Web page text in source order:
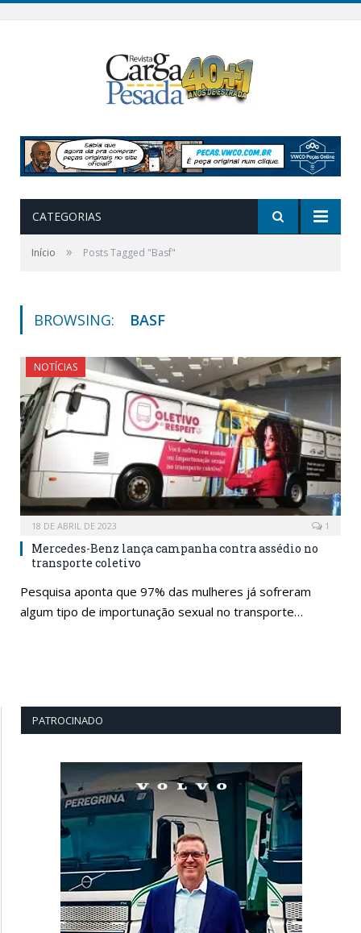
CATEGORIAS
Início » Posts Tagged "Basf"
BROWSING: BASF
NOTÍCIAS
18 DE ABRIL DE 2023 1
Mercedes-Benz lança campanha contra assédio no
transporte coletivo
Pesquisa aponta que 97% das mulheres já sofreram
algum tipo de importunação sexual no transporte…
PATROCINADO